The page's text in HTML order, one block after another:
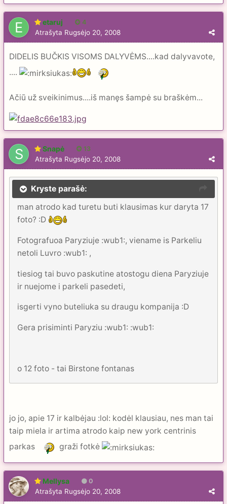
etaruj 4
Atrašyta Rugsėjo 20, 2008
DIDELIS BUČKIS VISOMS DALYVĖMS....kad dalyvavote,
....
Ačiū už sveikinimus....iš manęs šampė su braškėm...
Snapė 13
Atrašyta Rugsėjo 20, 2008
Kryste parašė:
man atrodo kad turetu buti klausimas kur daryta 17
foto? :D
Fotografuoa Paryziuje :wub1:, viename is Parkeliu
netoli Luvro :wub1: ,
tiesiog tai buvo paskutine atostogu diena Paryziuje
ir nuejome i parkeli pasedeti,
isgerti vyno buteliuka su draugu kompanija :D
Gera prisiminti Paryziu :wub1: :wub1:
o 12 foto - tai Birstone fontanas
jo jo, apie 17 ir kalbėjau :lol: kodėl klausiau, nes man tai
taip miela ir artima atrodo kaip new york centrinis
parkas
graži fotkė
Mellysa 0
Atrašyta Rugsėjo 20, 2008